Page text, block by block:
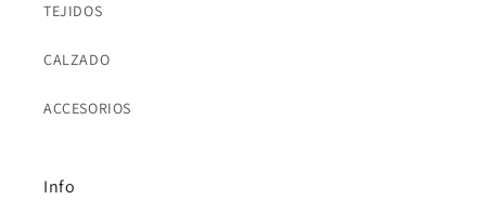
TEJIDOS
CALZADO
ACCESORIOS
Info